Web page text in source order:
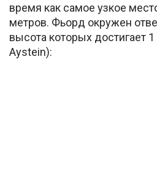
время как самое узкое
метров. Фьорд окружен
высота которых достигает
Aystein):